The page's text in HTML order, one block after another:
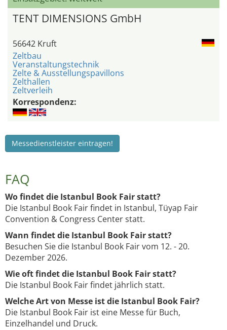
TENT DIMENSIONS GmbH
56642 Kruft
Zeltbau
Veranstaltungstechnik
Zelte & Ausstellungspavillons
Zelthallen
Zeltverleih
Korrespondenz:
Messedienstleister eintragen!
FAQ
Wo findet die Istanbul Book Fair statt?
Die Istanbul Book Fair findet in Istanbul, Tüyap Fair
Convention & Congress Center statt.
Wann findet die Istanbul Book Fair statt?
Besuchen Sie die Istanbul Book Fair vom 12. - 20.
Dezember 2026.
Wie oft findet die Istanbul Book Fair statt?
Die Istanbul Book Fair findet jährlich statt.
Welche Art von Messe ist die Istanbul Book Fair?
Die Istanbul Book Fair ist eine Messe für Buch,
Einzelhandel und Druck.